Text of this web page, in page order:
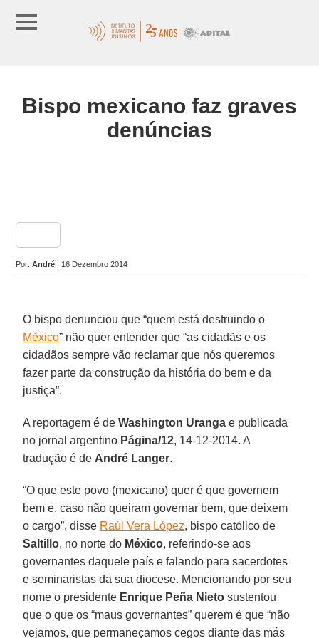
Bispo mexicano faz graves
denúncias
Por:André | 16 Dezembro 2014
O bispo denunciou que “quem está destruindo o
México” não quer entender que “as cidadãs e os
cidadãos sempre vão reclamar que nós queremos
fazer parte da construção da história do bem e da
justiça”.
A reportagem é deWashington Uranga e publicada
no jornal argentino Página/12, 14-12-2014. A
tradução é de André Langer.
“O que este povo (mexicano) quer é que governem
bem e, caso não queiram governar bem, que deixem
o cargo”, disse Raúl Vera López, bispo católico de
Saltillo, no norte do México, referindo-se aos
governantes daquele país e falando para sacerdotes
e seminaristas da sua diocese. Mencionando por seu
nome o presidente Enrique Peña Nieto sustentou
que o que os “maus governantes” querem é que “não
vejamos, que permaneçamos cegos diante das más